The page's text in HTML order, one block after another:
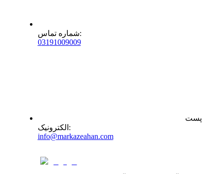
شماره تماس:
03191009009
پست
الکترونیک :
info@markazeahan.com